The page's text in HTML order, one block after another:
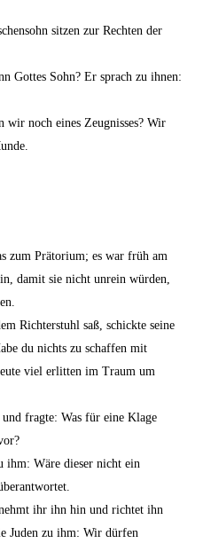
sitzen zur Rechten der
Gottes Sohn? Er sprach zu ihnen:
wir noch eines Zeugnisses? Wir
zum Prätorium; es war früh am
damit sie nicht unrein würden,
Richterstuhl saß, schickte seine
du nichts zu schaffen mit
viel erlitten im Traum um
fragte: Was für eine Klage
ihm: Wäre dieser nicht ein
ihr ihn hin und richtet ihn
Juden zu ihm: Wir dürfen